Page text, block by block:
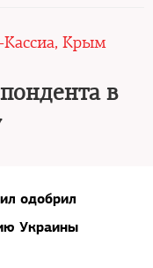
Кассиа, Крым
в
одобрил
Украины